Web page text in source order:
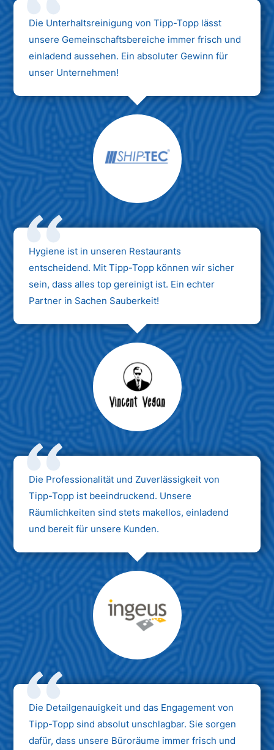
Die Unterhaltsreinigung von Tipp-Topp lässt
unsere Gemeinschaftsbereiche immer frisch und
einladend aussehen. Ein absoluter Gewinn für
unser Unternehmen!
Hygiene ist in unseren Restaurants
entscheidend. Mit Tipp-Topp können wir sicher
sein, dass alles top gereinigt ist. Ein echter
Partner in Sachen Sauberkeit!
Max Mustermann
Unternehmen AG
Die Professionalität und Zuverlässigkeit von
Tipp-Topp ist beeindruckend. Unsere
Räumlichkeiten sind stets makellos, einladend
und bereit für unsere Kunden.
Max Mustermann
Unternehmen AG
Die Detailgenauigkeit und das Engagement von
Tipp-Topp sind absolut unschlagbar. Sie sorgen
dafür, dass unsere Büroräume immer frisch und